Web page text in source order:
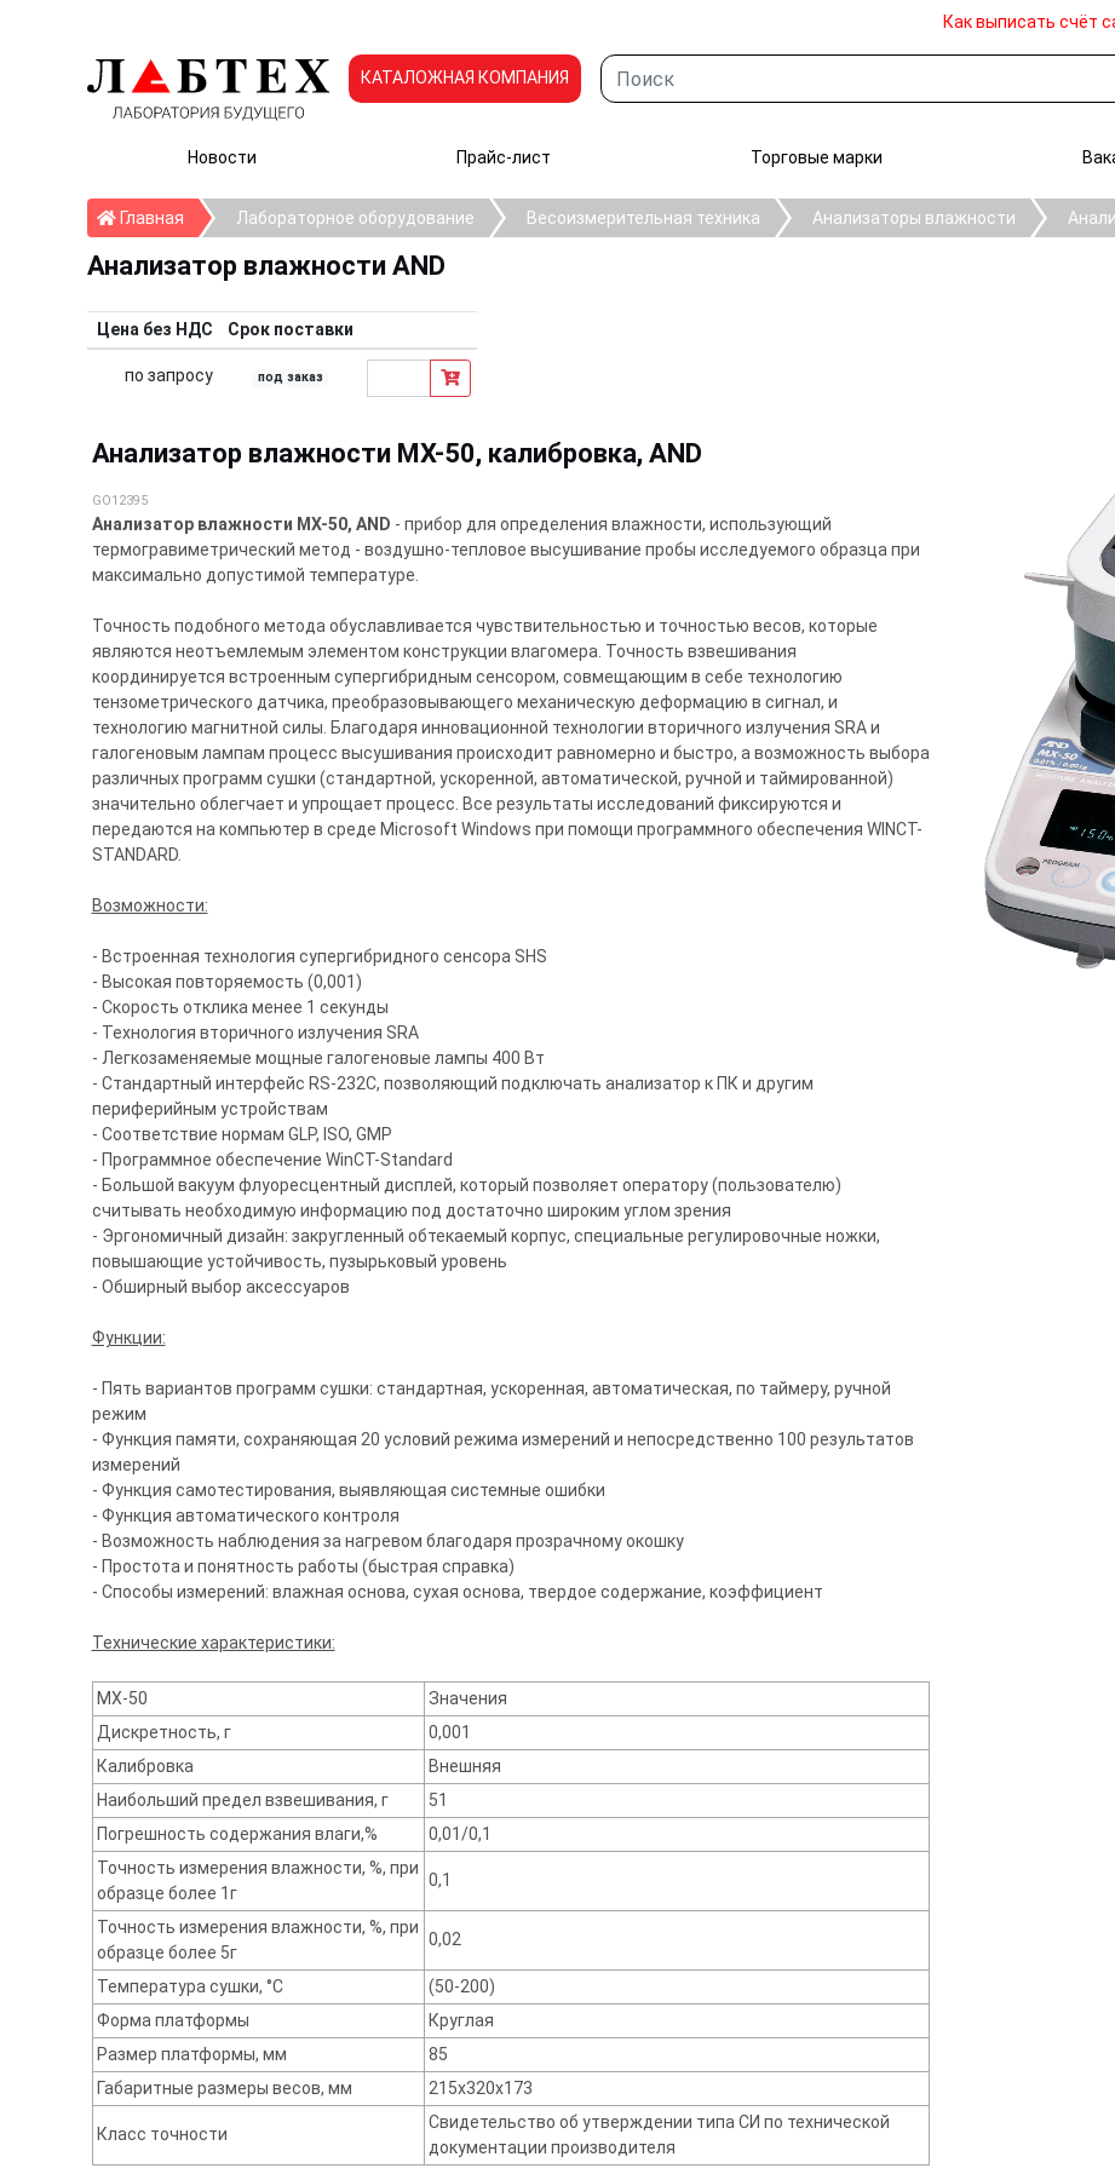
Как выписать счёт
КАТАЛОЖНАЯ КОМПАНИЯ
Новости Прайс-лист Торговые марки
ГлавнаяГлавнаяЛабораторное оборудование Весоизмерительная техника Анализаторы влажности
Анализатор влажности AND
Цена без НДС Срок поставки
по запросу под заказ
Анализатор влажности MX-50, калибровка, AND
GO12395
Анализатор влажности MX-50, AND - прибор для определения влажности, использующий
термогравиметрический метод - воздушно-тепловое высушивание пробы исследуемого образца при
максимально допустимой температуре.
Точность подобного метода обуславливается чувствительностью и точностью весов, которые
являются неотъемлемым элементом конструкции влагомера. Точность взвешивания
координируется встроенным супергибридным сенсором, совмещающим в себе технологию
тензометрического датчика, преобразовывающего механическую деформацию в сигнал, и
технологию магнитной силы. Благодаря инновационной технологии вторичного излучения SRA и
галогеновым лампам процесс высушивания происходит равномерно и быстро, а возможность выбора
различных программ сушки (стандартной, ускоренной, автоматической, ручной и таймированной)
значительно облегчает и упрощает процесс. Все результаты исследований фиксируются и
передаются на компьютер в среде Microsoft Windows при помощи программного обеспечения WINCT-
STANDARD.
Возможности:
- Встроенная технология супергибридного сенсора SHS
- Высокая повторяемость (0,001)
- Скорость отклика менее 1 секунды
- Технология вторичного излучения SRA
- Легкозаменяемые мощные галогеновые лампы 400 Вт
- Стандартный интерфейс RS-232C, позволяющий подключать анализатор к ПК и другим
периферийным устройствам
- Соответствие нормам GLP, ISO, GMP
- Программное обеспечение WinCT-Standard
- Большой вакуум флуоресцентный дисплей, который позволяет оператору (пользователю)
считывать необходимую информацию под достаточно широким углом зрения
- Эргономичный дизайн: закругленный обтекаемый корпус, специальные регулировочные ножки,
повышающие устойчивость, пузырьковый уровень
- Обширный выбор аксессуаров
Функции:
- Пять вариантов программ сушки: стандартная, ускоренная, автоматическая, по таймеру, ручной
режим
- Функция памяти, сохраняющая 20 условий режима измерений и непосредственно 100 результатов
измерений
- Функция самотестирования, выявляющая системные ошибки
- Функция автоматического контроля
- Возможность наблюдения за нагревом благодаря прозрачному окошку
- Простота и понятность работы (быстрая справка)
- Способы измерений: влажная основа, сухая основа, твердое содержание, коэффициент
Технические характеристики:
MX-50
Значения
Дискретность, г
0,001
Калибровка
Внешняя
Наибольший предел взвешивания, г
51
Погрешность содержания влаги,%
0,01/0,1
Точность измерения влажности, %, при
образце более 1г
0,1
Точность измерения влажности, %, при
образце более 5г
0,02
Температура сушки, °С
(50-200)
Форма платформы
Круглая
Размер платформы, мм
85
Габаритные размеры весов, мм
215х320х173
Класс точности
Свидетельство об утверждении типа СИ по технической
документации производителя